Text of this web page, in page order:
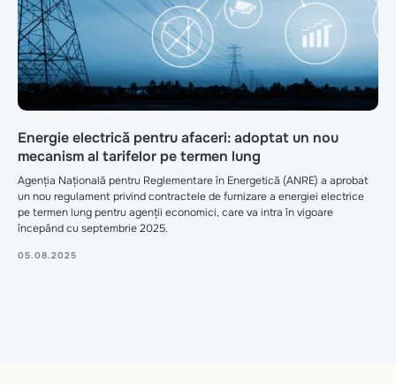
Energie electrică pentru afaceri: adoptat un nou
mecanism al tarifelor pe termen lung
Agenția Națională pentru Reglementare în Energetică (ANRE) a aprobat
un nou regulament privind contractele de furnizare a energiei electrice
pe termen lung pentru agenții economici, care va intra în vigoare
începând cu septembrie 2025.
05.08.2025